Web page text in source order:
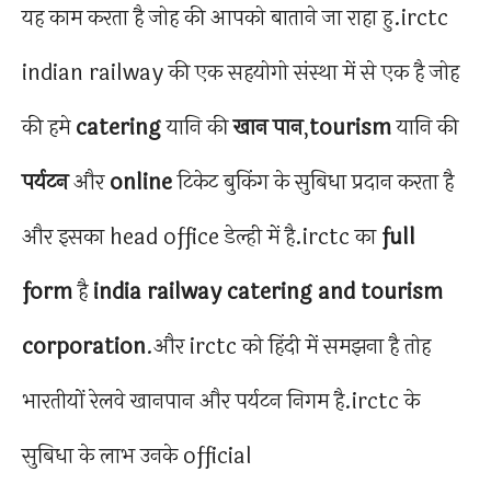
यह काम करता है जोह की आपको बाताने जा राहा हु.irctc
indian railway की एक सहयोगो संस्था में से एक है जोह
की हमेcateringयानि कीखान पान,tourismयानि की
पर्यटनऔरonlineटिकेट बुकिंग के सुबिधा प्रदान करता है
और इसका head office डेल्ही में है.irctc काfull
formहैindia railway catering andtourism
corporation.और irctc को हिंदी में समझना है तोह
भारतीयों रेलवे खानपान और पर्यटन निगम है.irctc के
सुबिधा के लाभ उनके official